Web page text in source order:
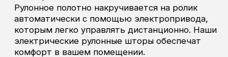
Какие бы окна у вас ни были —
панорамные, арочные, мансардные
или стандартные — у нас есть
идеальное решение. Умные
электрокарнизы для любых штор: